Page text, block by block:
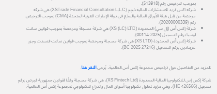
بموجب الترخيص رقم (513918).
شركة اكس تريد للاستشارات المالية ذ.م.م (XSTrade Financial Consultation L.L.C) هي شركة
مرخصة من قِبل هيئة الأوراق المالية والسلع في دولة الإمارات العربية المتحدة (CMA) بموجب الترخيص
رقم (20200000339).
شركة إكس أس (إل سي) المحدودة (XS (LC) LTD) هي شركة مسجلة ومرخصة بموجب قوانين سانت
لوسيا برقم التسجيل (2025-00114).
شركة إكس أس المحدودة (XS LTD) هي شركة مسجلة ومرخصة بموجب قوانين سانت فنسنت وجزر
غرينادين برقم التسجيل (27216 BC 2025).
للمزيد من التفاصيل حول تراخيص مجموعة إكس أس العالمية، يُرجىالنقر هنا.
شركة إكس إس للتكنولوجيا المالية المحدودة (XS Fintech Ltd)، هي شركة مسجلة وفقًا لقوانين جمهورية قبرص برقم
تسجيل (HE 426566)، وهي مزود لحلول تكنولوجيا أسواق المال والذراع التكنولوجي لمجموعة إكس أس العالمية.